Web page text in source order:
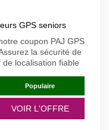
GPS seniors
coupon PAJ GPS
la sécurité de
localisation fiable
Populaire
VOIR L'OFFRE